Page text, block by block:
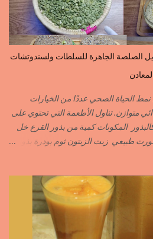
بسيبيسة=macis الكوزة الصحراوية=maniguette عرق السوس=reglisse
لسان الطير=fruit de frène النافع نجيمات=badiane ظهر فلفل=poivre
long الفلفلة الحلوة……………PIMENT DOUX الفلفلة الحارة……………
PIMENT PIQUANT,FORT. سكين جبير……………….GINGEMBRE
القرفة……………………..CANNELLE الكمون…………………….CUMIN الفلفلة
الابزار………………………POIVRE راس الحانوت …………. RASS EL HANOUT
الصلصة الجاهزة للسلطات ولسندوتشات
الحياة الصحي عددًا من الخيارات
متوازن. تناول الأطعمة التي تحتوي على
المكونات كمية من بذور القرع خل
طبيعي زيت الزيتون ثوم بودرة بذور